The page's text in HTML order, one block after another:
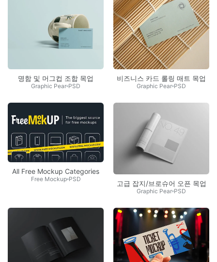
명함 및 머그컵 조합 목업
Graphic Pear PSD
비즈니스 카드 롤링 매트 목업
Graphic Pear PSD
All Free Mockup Categories
Free Mockup PSD
고급 잡지/브로슈어 오픈 목업
Graphic Pear PSD